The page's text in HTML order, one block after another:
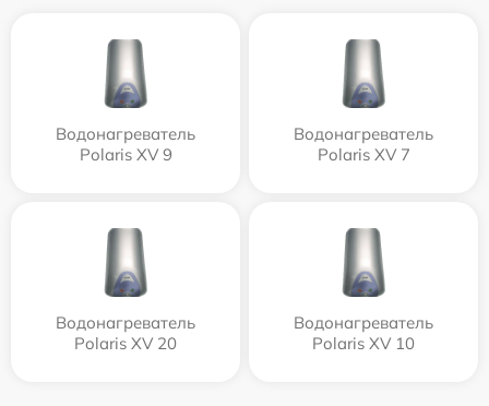
Водонагреватель
Polaris XV 9
Водонагреватель
Polaris XV 7
Водонагреватель
Polaris XV 20
Водонагреватель
Polaris XV 10